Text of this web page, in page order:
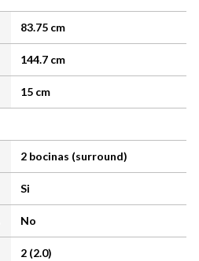
83.75 cm
144.7 cm
15 cm
2 bocinas (surround)
Si
No
2 (2.0)